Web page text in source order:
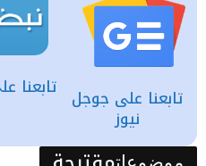
تابعنا تابعنا على جوجل
نيوز